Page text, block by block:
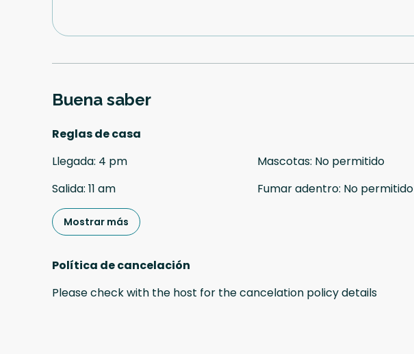
Buena saber
Reglas de casa
Llegada: 4 pm
Salida: 11 am
Mascotas: No permitido
Fumar adentro: No permitido
Mostrar más
Política de cancelación
Please check with the host for the cancelation policy details